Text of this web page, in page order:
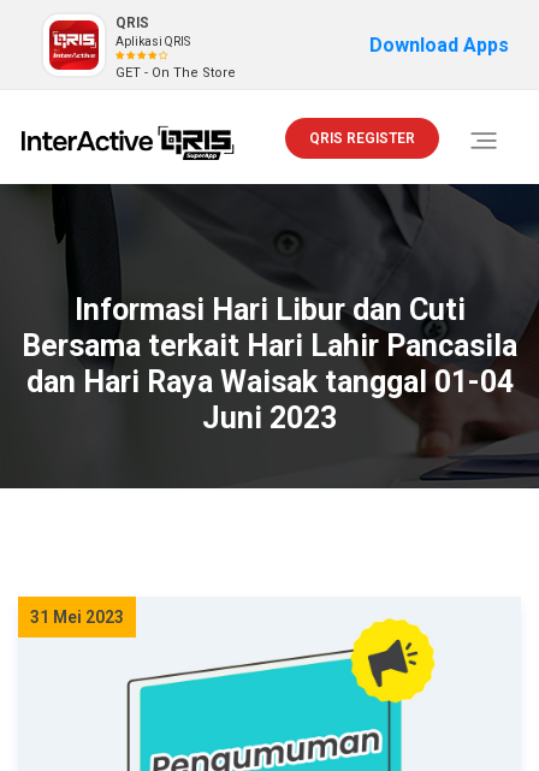
QRIS
Aplikasi QRIS
GET - On The Store
Download Apps
Toggle
QRIS REGISTER
Informasi Hari Libur dan Cuti
Bersama terkait Hari Lahir Pancasila
dan Hari Raya Waisak tanggal 01-04
Juni 2023
31 Mei 2023